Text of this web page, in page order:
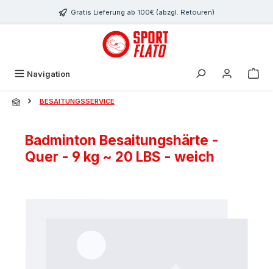
Zum Hauptinhalt springenGratis Lieferung ab 100€ (abzgl. Retouren)
Navigation
BESAITUNGSSERVICE
Badminton Besaitungshärte -
Quer - 9 kg ~ 20 LBS - weich